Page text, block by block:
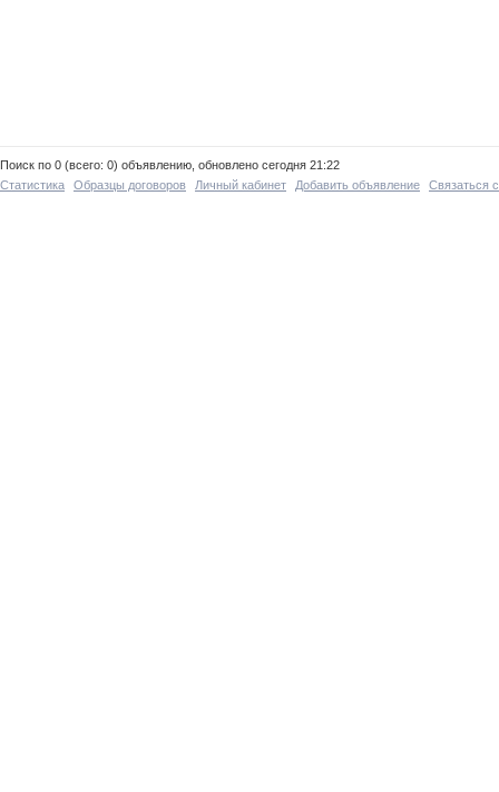
Поиск по 0 (всего: 0) объявлению, обновлено сегодня 21:22
Статистика
Образцы договоров Личный кабинет Добавить объявление Связаться